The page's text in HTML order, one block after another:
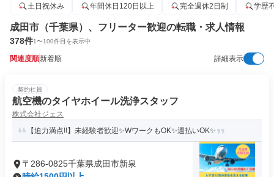
土日祝休み
年間休日120日以上 完全週休2日制 学歴
成田市（千葉県）、フリーター歓迎の転職・求人情報
378件1〜100件目を表示中
関連度順新着順 詳細表示
契約社員
航空機のタイヤホイール洗浄スタッフ
株式会社ジェス
【迫力満点!!】未経験者歓迎✨WワークもOK✨週払いOK✨
〒286-0825千葉県成田市新泉